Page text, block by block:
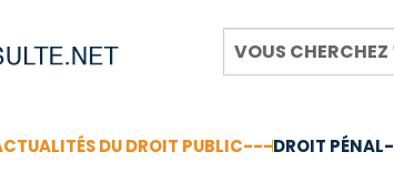
DU DROIT PUBLIC---DROIT